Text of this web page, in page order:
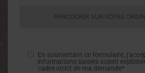
PARCOURIR SUR VOTRE
En soumettant ce formulaire,
informations saisies soient
cadre strict de ma demande*